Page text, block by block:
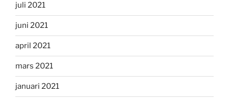
juli 2021
juni 2021
april 2021
mars 2021
januari 2021